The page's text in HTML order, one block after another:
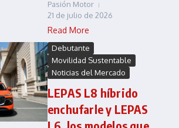
Pasión Motor
21 de julio de 2026
Read More
Debutante
Movilidad Sustentable
Noticias del Mercado
LEPAS L8 híbrido
enchufarle y LEPAS